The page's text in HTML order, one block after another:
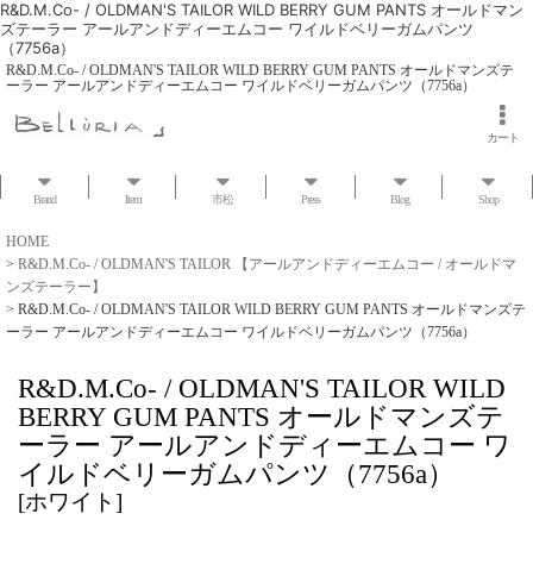
R&D.M.Co- / OLDMAN'S TAILOR WILD BERRY GUM PANTS オールドマン
ズテーラー アールアンドディーエムコー ワイルドベリーガムパンツ
（7756a）
R&D.M.Co- / OLDMAN'S TAILOR WILD BERRY GUM PANTS オールドマンズテ
ーラー アールアンドディーエムコー ワイルドベリーガムパンツ（7756a）
カート
Brand Item 市松 Press Blog Shop
HOME
> R&D.M.Co- / OLDMAN'S TAILOR 【アールアンドディーエムコー / オールドマ
ンズテーラー】
> R&D.M.Co- / OLDMAN'S TAILOR WILD BERRY GUM PANTS オールドマンズテ
ーラー アールアンドディーエムコー ワイルドベリーガムパンツ（7756a）
R&D.M.Co- / OLDMAN'S TAILOR WILD
BERRY GUM PANTS オールドマンズテ
ーラー アールアンドディーエムコー ワ
イルドベリーガムパンツ（7756a）
[ホワイト]